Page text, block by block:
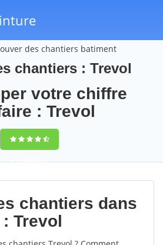
des chantiers batiment
chantiers : Trevol
votre chiffre
: Trevol
9,5(100%)57
votes
chantiers dans
Trevol